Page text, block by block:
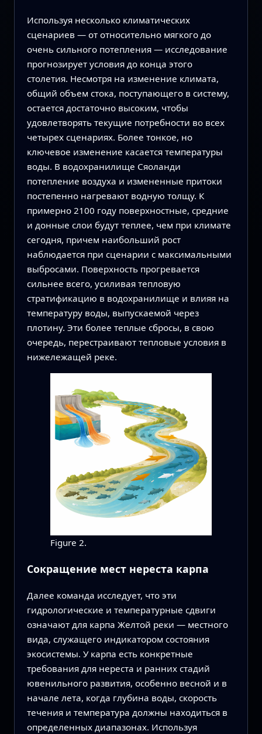
Используя несколько климатических
сценариев — от относительно мягкого до
очень сильного потепления — исследование
прогнозирует условия до конца этого
столетия. Несмотря на изменение климата,
общий объем стока, поступающего в систему,
остается достаточно высоким, чтобы
удовлетворять текущие потребности во всех
четырех сценариях. Более тонкое, но
ключевое изменение касается температуры
воды. В водохранилище Сяоланди
потепление воздуха и измененные притоки
постепенно нагревают водную толщу. К
примерно 2100 году поверхностные, средние
и донные слои будут теплее, чем при климате
сегодня, причем наибольший рост
наблюдается при сценарии с максимальными
выбросами. Поверхность прогревается
сильнее всего, усиливая тепловую
стратификацию в водохранилище и влияя на
температуру воды, выпускаемой через
плотину. Эти более теплые сбросы, в свою
очередь, перестраивают тепловые условия в
нижележащей реке.
Figure 2.
Сокращение мест нереста карпа
Далее команда исследует, что эти
гидрологические и температурные сдвиги
означают для карпа Желтой реки — местного
вида, служащего индикатором состояния
экосистемы. У карпа есть конкретные
требования для нереста и ранних стадий
ювенильного развития, особенно весной и в
начале лета, когда глубина воды, скорость
течения и температура должны находиться в
определенных диапазонах. Используя